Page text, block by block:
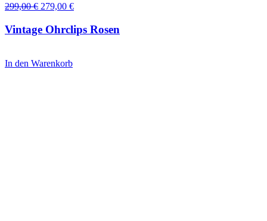
299,00€ Ursprünglicher
war:
299,00 €
279,00 €Aktueller
ist:
279,00 €.
Vintage Ohrclips Rosen
In den Warenkorb